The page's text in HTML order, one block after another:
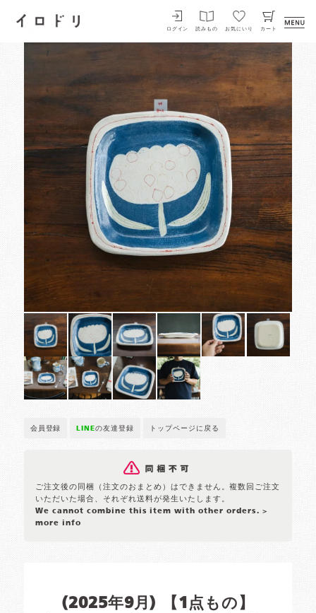
イロドリ
ログイン 読みもの お気にいり カート
会員登録 LINEの友達登録 トップページに戻る
ご注文後の同梱（注文のおまとめ）はできません。複数回ご注文
いただいた場合、それぞれ送料が発生いたします。
We cannot combine this item with other orders. >
more info
(2025年9月) 【1点もの】